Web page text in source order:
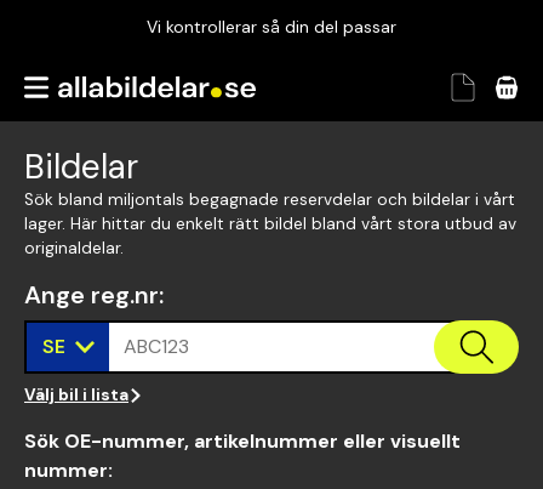
Vi kontrollerar så din del passar
Garanterad passform
Bildelar
Sök bland miljontals begagnade reservdelar och bildelar i vårt
lager. Här hittar du enkelt rätt bildel bland vårt stora utbud av
originaldelar.
Ange reg.nr:
SE ABC123
Välj bil i lista
Sök OE-nummer, artikelnummer eller visuellt
nummer: